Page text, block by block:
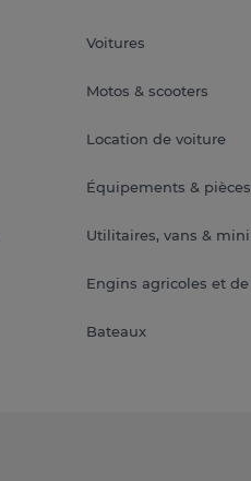
Voitures
Motos & scooters
Location de voiture
Équipements & pièces
Utilitaires, vans &
Engins agricoles et
Bateaux